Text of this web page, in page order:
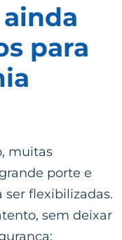
para
muitas
porte e
ser flexibilizadas.
sem deixar